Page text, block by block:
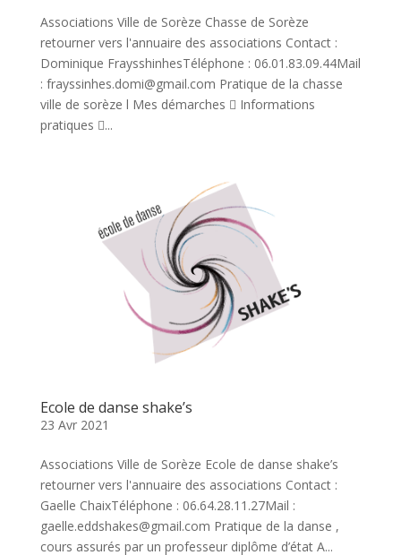
Associations Ville de Sorèze Chasse de Sorèze
retourner vers l'annuaire des associations Contact :
Dominique FraysshinhesTéléphone : 06.01.83.09.44Mail
: frayssinhes.domi@gmail.com Pratique de la chasse
ville de sorèze l Mes démarches  Informations
pratiques ...
Ecole de danse shake’s
23 Avr 2021
Associations Ville de Sorèze Ecole de danse shake’s
retourner vers l'annuaire des associations Contact :
Gaelle ChaixTéléphone : 06.64.28.11.27Mail :
gaelle.eddshakes@gmail.com Pratique de la danse ,
cours assurés par un professeur diplôme d’état A...